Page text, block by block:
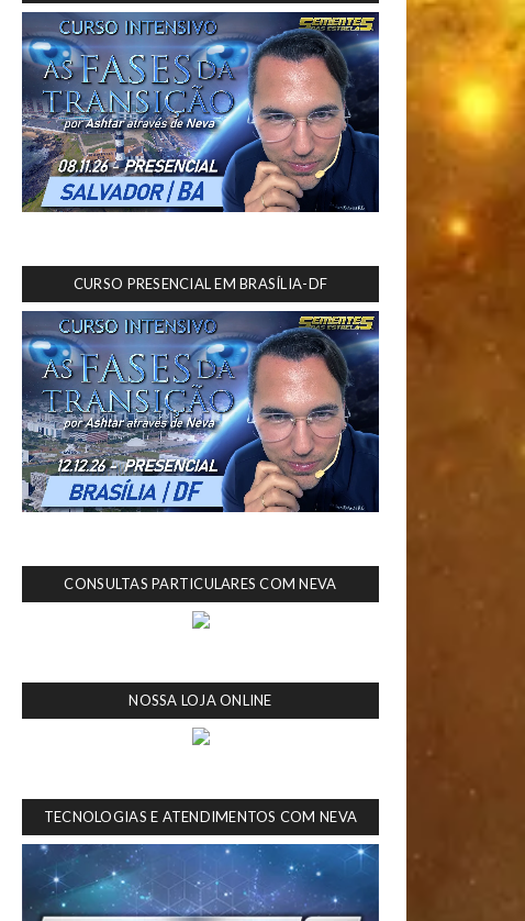
CURSO PRESENCIAL EM BRASÍLIA-DF
CONSULTAS PARTICULARES COM NEVA
NOSSA LOJA ONLINE
TECNOLOGIAS E ATENDIMENTOS COM NEVA